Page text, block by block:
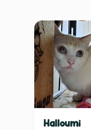
Halloumi